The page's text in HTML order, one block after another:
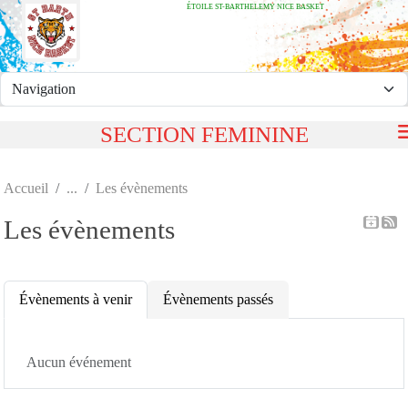
ÉTOILE ST-BARTHELEMY NICE BASKET
SECTION FEMININE
Accueil Les évènements
Les évènements
Évènements à venir Évènements passés
Aucun événement
Panneau de gestion des cookies